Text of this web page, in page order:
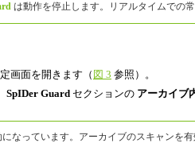
は動作を停止します。リアルタイムでの
画面を開きます（ 図 3 参照）。
SpIDer Guard セクションの アーカイブ
なっています。アーカイブのスキャンを